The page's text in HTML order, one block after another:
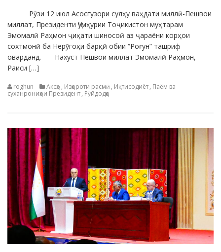
Рӯзи 12 июл Асосгузори сулҳу ваҳдати миллӣ-Пешвои
миллат, Президенти Ҷумҳурии Тоҷикистон муҳтарам
Эмомалӣ Раҳмон ҷиҳати шиносоӣ аз ҷараёни корҳои
сохтмонӣ ба Нерӯгоҳи барқӣ обии “Роғун” ташриф
оварданд. Нахуст Пешвои миллат Эмомалӣ Раҳмон,
Раиси […]
roghun Аксҳо , Изҳороти расмӣ , Иқтисодиёт, Паём ва
суханрониҳои Президент, Рӯйдодҳо